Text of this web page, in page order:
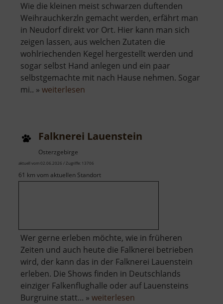
Wie die kleinen meist schwarzen duftenden
Weihrauchkerzln gemacht werden, erfährt man
in Neudorf direkt vor Ort. Hier kann man sich
zeigen lassen, aus welchen Zutaten die
wohlriechenden Kegel hergestellt werden und
sogar selbst Hand anlegen und ein paar
selbstgemachte mit nach Hause nehmen. Sogar
mi.. » weiterlesen
Falknerei Lauenstein
Osterzgebirge
aktuell vom 02.06.2026 / Zugriffe: 13706
61 km vom aktuellen Standort
Wer gerne erleben möchte, wie in früheren
Zeiten und auch heute die Falknerei betrieben
wird, der kann das in der Falknerei Lauenstein
erleben. Die Shows finden in Deutschlands
einziger Falkenflughalle oder auf Lauensteins
Burgruine statt... » weiterlesen